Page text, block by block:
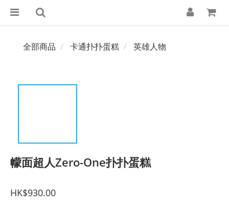
全部商品 卡通扑扑蛋糕 英雄人物
幪面超人Zero-One扑扑蛋糕
HK$930.00